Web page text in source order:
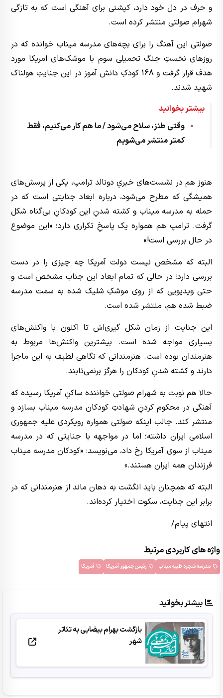
و حرف در دل خود دارد، کپشنی برای آهنگی است که به تازگی
شهرام صولتی منتشر کرده است.
صولتی این آهنگ را برای بچه‌های مدرسه میناب خوانده که در
روزهای نخستِ جنگ تحمیلی سوم با موشک‌های امریکا مورد
هدف قرار گرفت و 168 کودکِ دانش آموز در این جنایتِ هولناک
شهید شدند.
بیشتر بخوانید
وقتی طنز، سلاح می‌شود / ما هم کار می‌کنیم، فقط
کمتر منتشر می‌شویم
هنوز هم در نشست‌های خبریِ دونالد ترامپ، یکی از پرسش‌های
همیشگی که مطرح می‌شود، درباره ابعاد جنایتی است که در
حمله به مدرسه میناب و کشته شدنِ این کودکانِ بی‌گناه شکل
گرفت. ترامپ هم همواره یک پاسخِ تکراری دارد؛ «این موضوع
در حال بررسی است!»
البته که مشخص نیست دولت آمریکا چه چیزی را در دست
بررسی دارد؛ در حالی که تمام ابعاد این جناب مشخص است و
حتی ویدیویی که از روی موشکِ شلیک شده به سمت مدرسه
ضبط شده هم، منتشر شده است.
این جنایت از زمان شکل گیری‌اش تا اکنون با واکنش‌های
بسیاری مواجه شده است. بیشترین واکنش‌ها مربوط به
هنرمندان بوده است. هنرمندانی که نگاهی لطیف به این ماجرا
دارند و کشته شدنِ کودکان را هرگز برنمی‌تابند.
حالا هم نوبت به شهرام صولتی خواننده ساکنِ آمریکا رسیده که
آهنگی در محکوم کردنِ شهادتِ کودکان مدرسه میناب بسازد و
منتشر کند. جالب اینکه صولتی همواره رویکردی علیه جمهوری
اسلامی ایران داشته؛ اما در مواجهه با جنایتی که در مدرسه
میناب از سوی آمریکا رخ داد، می‌نویسد: «کودکان مدرسه میناب
فرزندان همه ایران هستند.»
البته که همچنان باید انگشت به دهان ماند از هنرمندانی که در
برابر این جنایت، سکوت اختیار کرده‌اند.
انتهای پیام/
واژه های کاربردی مرتبط
مدرسه شجره طیبه میناب رئیس‌جمهور آمریکا آمریکا
بیشتر بخوانید
بازگشت بهرام بیضایی به تئاتر
شهر